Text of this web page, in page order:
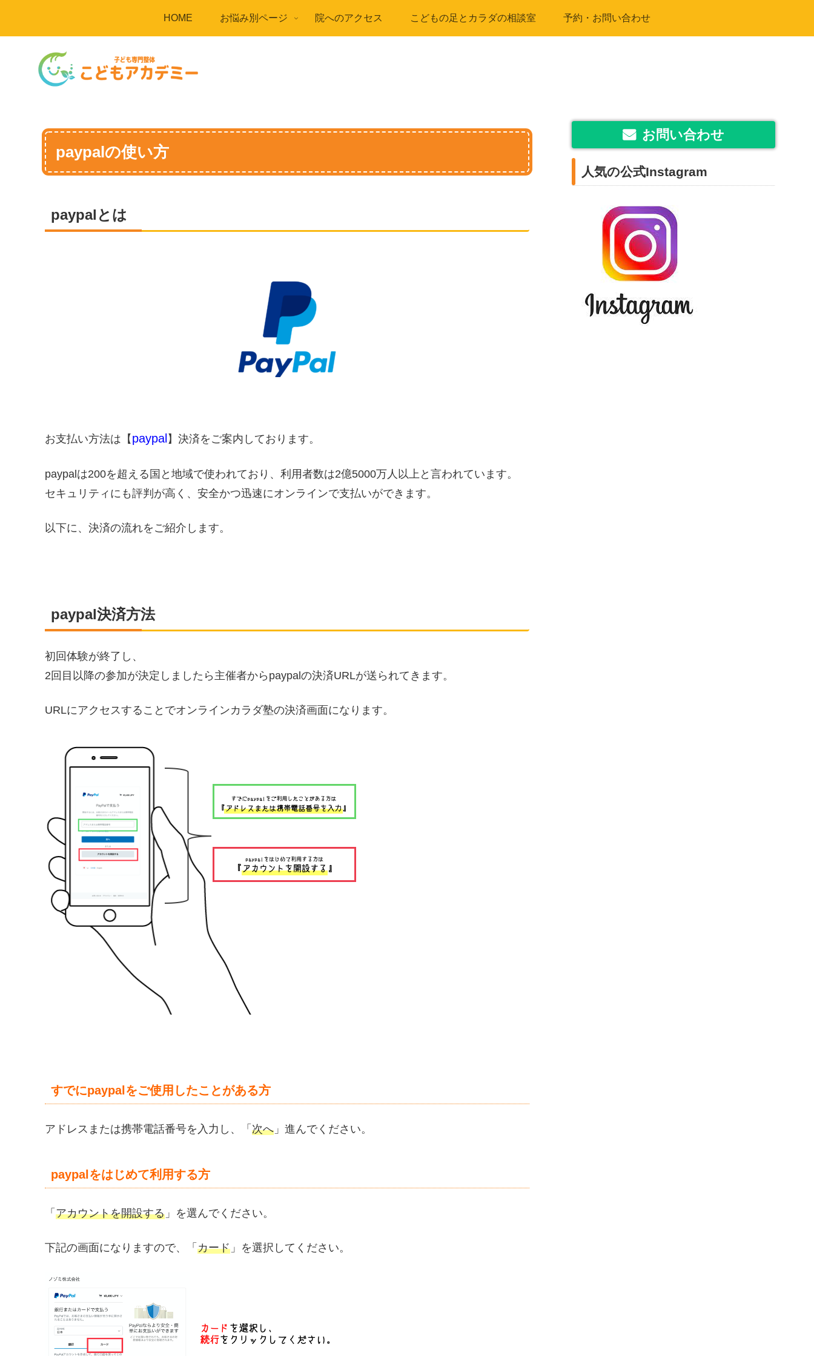
HOME お悩み別ページ 院へのアクセス こどもの足とカラダの相談室 予約・お問い合わせ
paypalの使い方
paypalとは
お支払い方法は【 paypal】決済をご案内しております。
paypalは200を超える国と地域で使われており、 利用者数は2億5000万人以上 と言われています。
セキュリティにも評判が高く、安全かつ迅速にオンラインで支払いができます。
以下に、決済の流れをご紹介します。
paypal決済方法
初回体験が終了し、
2回目以降の参加が決定しましたら主催者からpaypalの決済URLが送られてきます。
URLにアクセスすることでオンラインカラダ塾の決済画面になります。
すでにpaypalをご使用したことがある方
アドレスまたは携帯電話番号を入力し、「 次へ 」進んでください。
paypalをはじめて利用する方
「 アカウントを開設する 」を選んでください。
下記の画面になりますので、「 カード 」を選択してください。
お問い合わせ
人気の公式Instagram